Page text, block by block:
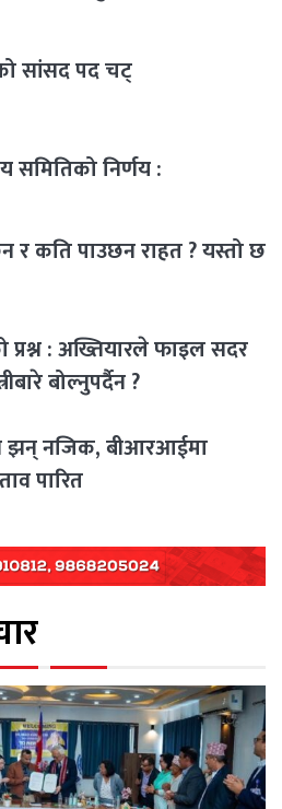
सांसद पद चट्
समितिको निर्णय :
कति पाउछन राहत ? यस्तो छ
प्रश्न : अख्तियारले फाइल सदर
बोल्नुपर्दैन ?
झन् नजिक, बीआरआईमा
पारित